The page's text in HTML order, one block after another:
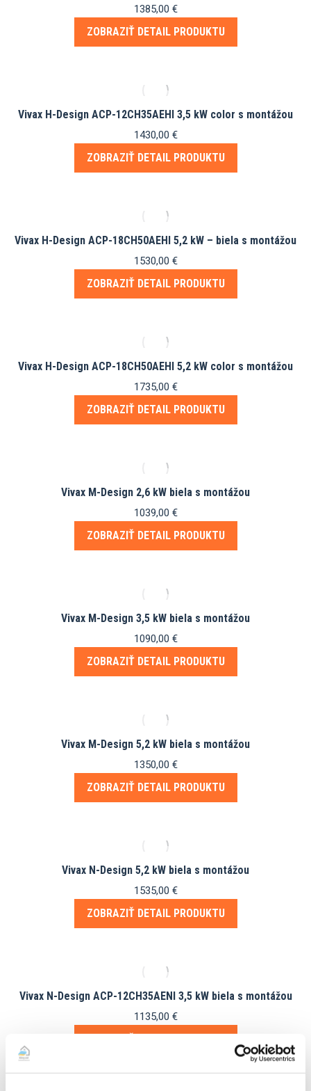
1385,00 €
ZOBRAZIŤ DETAIL PRODUKTU
Vivax H-Design ACP-12CH35AEHI 3,5 kW color s montážou
1430,00 €
ZOBRAZIŤ DETAIL PRODUKTU
Vivax H-Design ACP-18CH50AEHI 5,2 kW – biela s montážou
1530,00 €
ZOBRAZIŤ DETAIL PRODUKTU
Vivax H-Design ACP-18CH50AEHI 5,2 kW color s montážou
1735,00 €
ZOBRAZIŤ DETAIL PRODUKTU
Vivax M-Design 2,6 kW biela s montážou
1039,00 €
ZOBRAZIŤ DETAIL PRODUKTU
Vivax M-Design 3,5 kW biela s montážou
1090,00 €
ZOBRAZIŤ DETAIL PRODUKTU
Vivax M-Design 5,2 kW biela s montážou
1350,00 €
ZOBRAZIŤ DETAIL PRODUKTU
Vivax N-Design 5,2 kW biela s montážou
1535,00 €
ZOBRAZIŤ DETAIL PRODUKTU
Vivax N-Design ACP-12CH35AENI 3,5 kW biela s montážou
1135,00 €